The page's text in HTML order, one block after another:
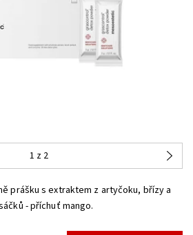
1 z 2
prášku s extraktem z artyčoku, břízy a
- příchuť mango.